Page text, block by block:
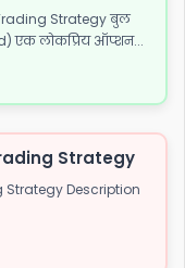
Strategy बुल
एक लोकप्रिय ऑप्शन...
Strategy
Description